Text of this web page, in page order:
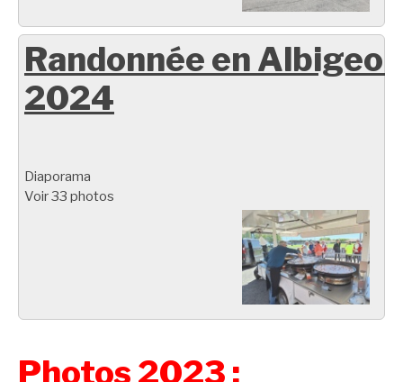
Randonnée en
2024
Diaporama
Voir 33 photos
Photos 2023 :